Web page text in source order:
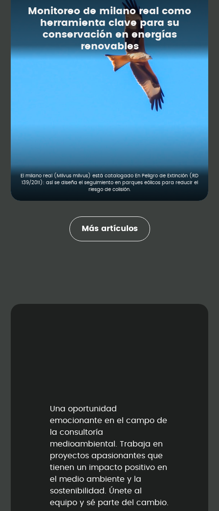
Monitoreo de milano real como
herramienta clave para su
conservación en energías
renovables
El milano real (Milvus milvus) está catalogado En Peligro de Extinción (RD
139/2011): así se diseña el seguimiento en parques eólicos para reducir el
riesgo de colisión.
Más artículos
Una oportunidad
emocionante en el campo de
la consultoría
medioambiental. Trabaja en
proyectos apasionantes que
tienen un impacto positivo en
el medio ambiente y la
sostenibilidad. Únete al
equipo y sé parte del cambio.